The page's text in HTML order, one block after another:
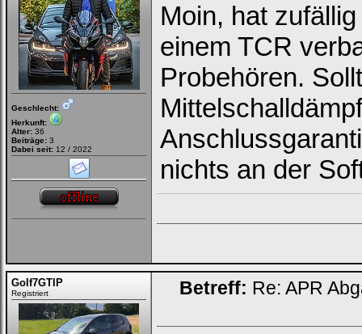
Geschlecht:
Herkunft:
Alter: 36
Beiträge: 3
Dabei seit: 12 / 2022
Moin, hat
einem TCR
Probehören.
nichts an der
Golf7GTIP
Registriert Betreff: Re: APR